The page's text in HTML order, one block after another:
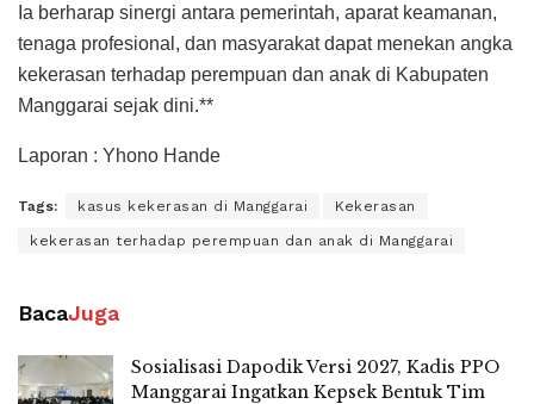
Ia berharap sinergi antara pemerintah, aparat keamanan,
tenaga profesional, dan masyarakat dapat menekan angka
kekerasan terhadap perempuan dan anak di Kabupaten
Manggarai sejak dini.**
Laporan : Yhono Hande
Tags: kasus kekerasan di Manggarai Kekerasan
kekerasan terhadap perempuan dan anak di Manggarai
BacaJuga
Sosialisasi Dapodik Versi 2027, Kadis PPO
Manggarai Ingatkan Kepsek Bentuk Tim